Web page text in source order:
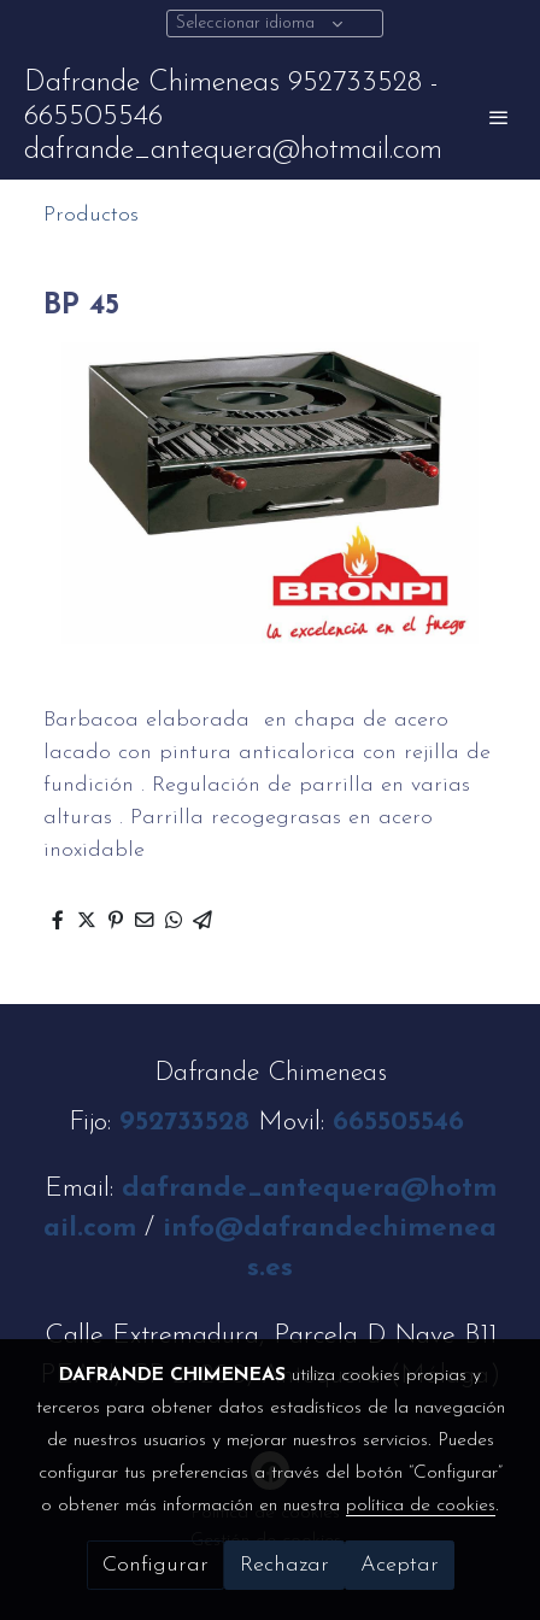
Seleccionar idioma
Dafrande Chimeneas 952733528 -
665505546
dafrande_antequera@hotmail.com
Productos
BP 45
Barbacoa elaborada en chapa de acero
lacado con pintura anticalorica con rejilla de
fundición . Regulación de parrilla en varias
alturas . Parrilla recogegrasas en acero
inoxidable
Dafrande Chimeneas
Fijo: 952733528 Movil: 665505546
Email: dafrande_antequera@hotm
ail.com / info@dafrandechimenea
s.es
Calle Extremadura, Parcela D Nave B11
PEAN, CP 29200, Antequera (Málaga)
Política de cookies
Gestión de cookies
DAFRANDE CHIMENEAS utiliza cookies propias y
terceros para obtener datos estadísticos de la navegación
de nuestros usuarios y mejorar nuestros servicios. Puedes
configurar tus preferencias a través del botón “Configurar”
o obtener más información en nuestra política de cookies.
Configurar Rechazar Aceptar